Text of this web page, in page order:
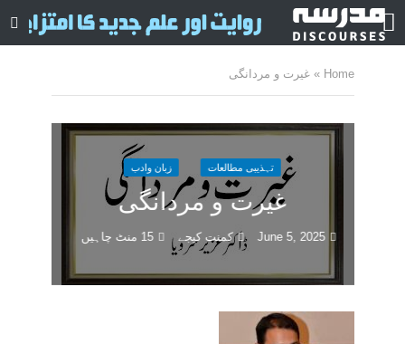
Home
»غیرت و مردانگی
تہذیبی مطالعات زبان وادب
غیرت و مردانگی
June 5, 2025 کمنت کیجے 15 منٹ چاہیں